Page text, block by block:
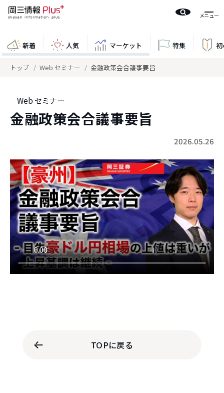
新着 人気 マーケット 特集
トップ Web セミナー 金融政策会合議事要旨
Web セミナー
金融政策会合議事要旨
2026.05.26
TOPに戻る